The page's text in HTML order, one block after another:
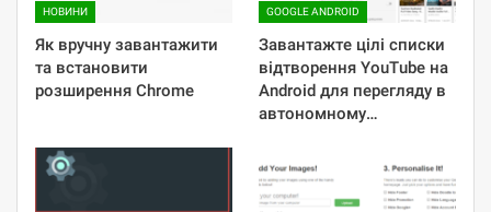
НОВИНИ
Як вручну завантажити
та встановити
розширення Chrome
GOOGLE ANDROID
Завантажте цілі списки
відтворення YouTube на
Android для перегляду в
автономному…